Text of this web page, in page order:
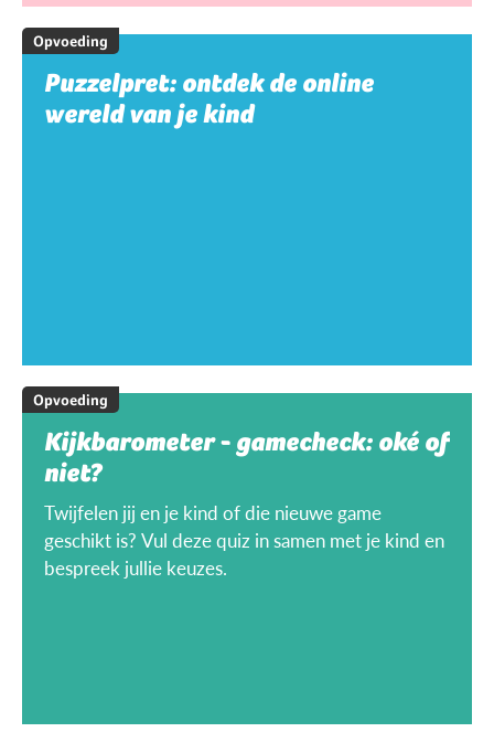
Opvoeding
Puzzelpret: ontdek de online
wereld van je kind
Opvoeding
Kijkbarometer - gamecheck: oké of
niet?
Twijfelen jij en je kind of die nieuwe game
geschikt is? Vul deze quiz in samen met je kind en
bespreek jullie keuzes.